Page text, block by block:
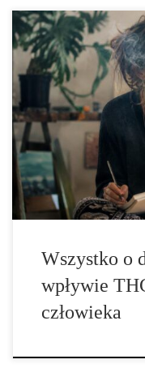
Co to jest THC? THC,
najbardziej
występujących
właśnie ta substancja
psychoaktywne konopi,
przedmiot
chemików oraz osób
Jednocześnie […]
Wszystko o
wpływie
człowieka